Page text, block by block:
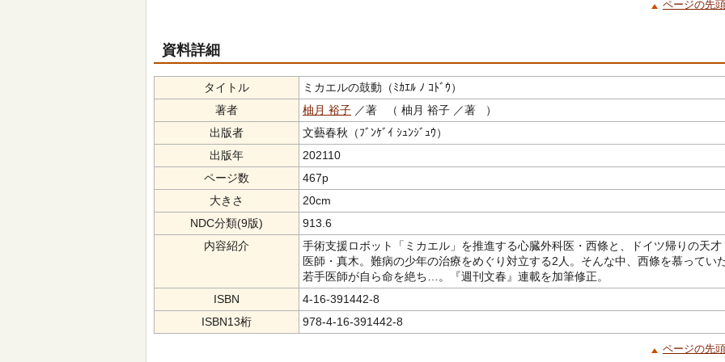
ページの先
資料詳細
タイトル
ミカエルの鼓動（ﾐｶｴﾙ ﾉ ｺﾄﾞｳ）
著者
柚月 裕子 ／著 （ 柚月 裕子 ／著 ）
出版者
文藝春秋（ﾌﾞﾝｹﾞｲ ｼｭﾝｼﾞｭｳ）
出版年
202110
ページ数
467p
大きさ
20cm
NDC分類(9版)
913.6
内容紹介
手術支援ロボット「ミカエル」を推進する心臓外科医・西條と、ドイツ帰りの天才
医師・真木。難病の少年の治療をめぐり対立する2人。そんな中、西條を慕ってい
若手医師が自ら命を絶ち…。『週刊文春』連載を加筆修正。
ISBN
4-16-391442-8
ISBN13桁
978-4-16-391442-8
ページの先